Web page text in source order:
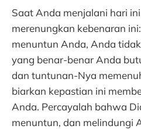
Saat Anda menjalani hari
merenungkan kebenaran
menuntun Anda, Anda
yang benar-benar Anda
dan tuntunan-Nya
biarkan kepastian ini
Anda. Percayalah bahwa
menuntun, dan melindungi